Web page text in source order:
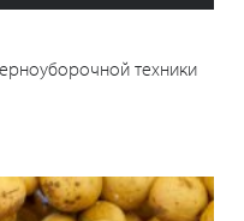
техники